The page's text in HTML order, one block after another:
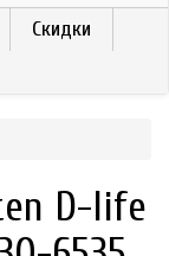
Скидки
D-life